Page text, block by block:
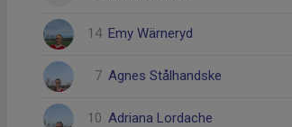
14 Emy Wärneryd
7 Agnes Stålhandske
10 Adriana Lordache